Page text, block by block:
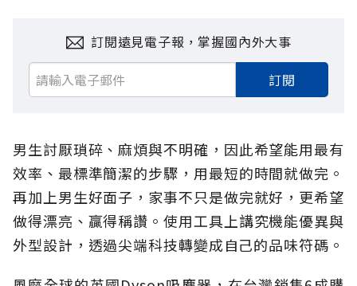
訂閱遠見電子報，掌握國內外大事
訂閱
男生討厭瑣碎、麻煩與不明確，因此希望能用最有
效率、最標準簡潔的步驟，用最短的時間就做完。
再加上男生好面子，家事不只是做完就好，更希望
做得漂亮、贏得稱讚。使用工具上講究機能優異與
外型設計，透過尖端科技轉變成自己的品味符碼。